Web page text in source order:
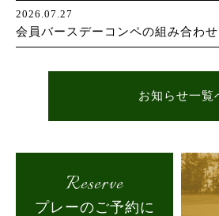
2026.07.27
会員バースデーコンペの組み合わ
お知らせ一覧
Reserve
プレーのご予約に